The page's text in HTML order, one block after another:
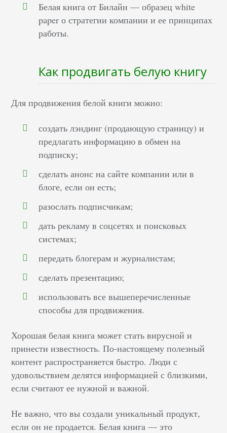
Белая книга от Билайн — образец white
paper о стратегии компании и ее принципах
работы.
Как продвигать белую книгу
Для продвижения белой книги можно:
создать лэндинг (продающую страницу) и
предлагать информацию в обмен на
подписку;
сделать анонс на сайте компании или в
блоге, если он есть;
разослать подписчикам;
дать рекламу в соцсетях и поисковых
системах;
передать блогерам и журналистам;
сделать презентацию;
использовать все вышеперечисленные
способы для продвижения.
Хорошая белая книга может стать вирусной и
принести известность. По-настоящему полезный
контент распространяется быстро. Люди с
удовольствием делятся информацией с близкими,
если считают ее нужной и важной.
Не важно, что вы создали уникальный продукт,
если он не продается. Белая книга — это